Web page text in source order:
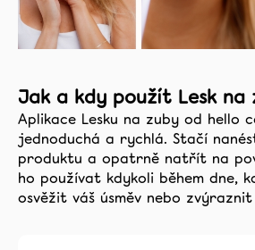
Jak a kdy použít Lesk na
Aplikace Lesku na zuby od hello
jednoduchá a rychlá. Stačí
produktu a opatrně natřít na
ho používat kdykoli během dne,
osvěžit váš úsměv nebo